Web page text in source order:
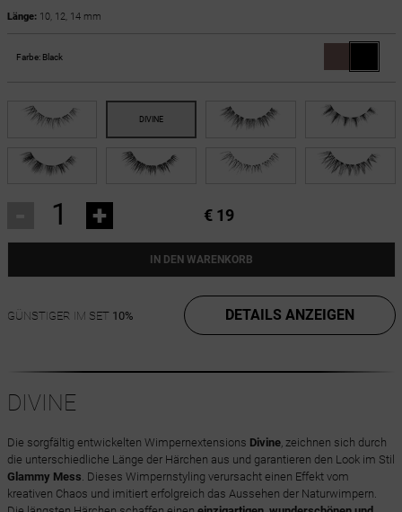
Länge: 10, 12, 14 mm
Farbe: Black
+ € 19
IN DEN WARENKORB
GÜNSTIGER IM SET 10% DETAILS ANZEIGEN
DIVINE
Die sorgfältig entwickelten Wimpernextensions Divine, zeichnen sich durch
die unterschiedliche Länge der Härchen aus und garantieren den Look im Stil
Glammy Mess. Dieses Wimpernstyling verursacht einen Effekt vom
kreativen Chaos und imitiert erfolgreich das Aussehen der Naturwimpern.